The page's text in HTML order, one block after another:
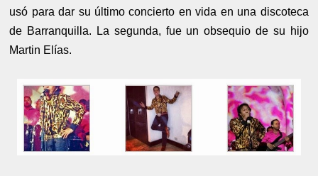
usó para dar su último concierto en vida en una discoteca
de Barranquilla. La segunda, fue un obsequio de su hijo
Martin Elías.